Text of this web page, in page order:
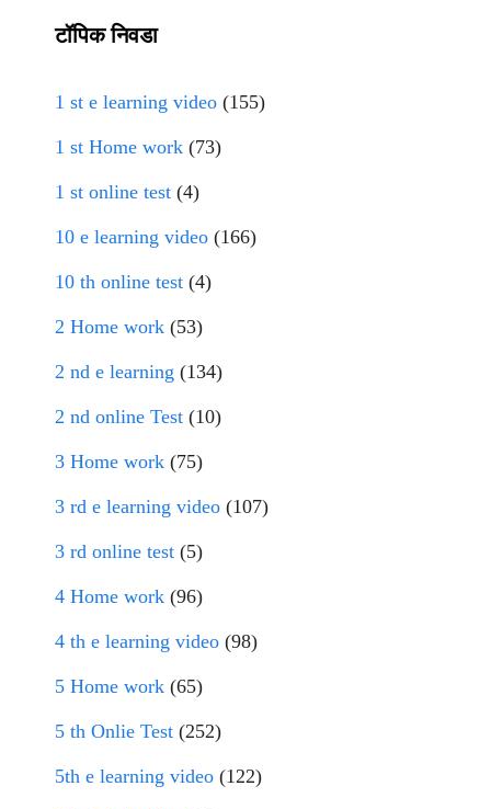
टॉपिक निवडा
1 st e learning video (155)
1 st Home work (73)
1 st online test (4)
10 e learning video (166)
10 th online test (4)
2 Home work (53)
2 nd e learning (134)
2 nd online Test (10)
3 Home work (75)
3 rd e learning video (107)
3 rd online test (5)
4 Home work (96)
4 th e learning video (98)
5 Home work (65)
5 th Onlie Test (252)
5th e learning video (122)